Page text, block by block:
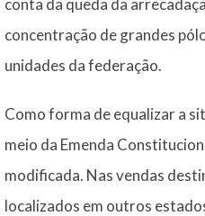
conta da queda da
concentração de grandes
unidades da federação.
Como forma de equalizar a
meio da Emenda
modificada. Nas vendas
localizados em outros